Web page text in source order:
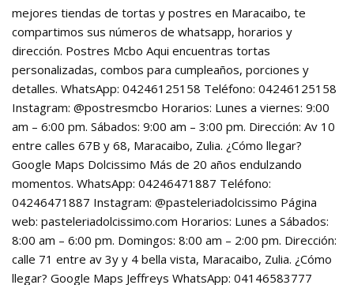
mejores tiendas de tortas y postres en Maracaibo, te
compartimos sus números de whatsapp, horarios y
dirección. Postres Mcbo Aqui encuentras tortas
personalizadas, combos para cumpleaños, porciones y
detalles. WhatsApp: 04246125158 Teléfono: 04246125158
Instagram: @postresmcbo Horarios: Lunes a viernes: 9:00
am – 6:00 pm. Sábados: 9:00 am – 3:00 pm. Dirección: Av 10
entre calles 67B y 68, Maracaibo, Zulia. ¿Cómo llegar?
Google Maps Dolcissimo Más de 20 años endulzando
momentos. WhatsApp: 04246471887 Teléfono:
04246471887 Instagram: @pasteleriadolcissimo Página
web: pasteleriadolcissimo.com Horarios: Lunes a Sábados:
8:00 am – 6:00 pm. Domingos: 8:00 am – 2:00 pm. Dirección:
calle 71 entre av 3y y 4 bella vista, Maracaibo, Zulia. ¿Cómo
llegar? Google Maps Jeffreys WhatsApp: 04146583777